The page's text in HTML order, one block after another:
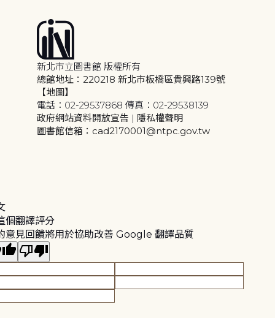
新北市立圖書館 版權所有
總館地址：220218 新北市板橋區貴興路139號
【地圖】
電話：02-29537868 傳真：02-29538139
政府網站資料開放宣告 | 隱私權聲明
圖書館信箱：cad2170001@ntpc.gov.tw
個翻譯評分
意見回饋將用於協助改善 Google 翻譯品質